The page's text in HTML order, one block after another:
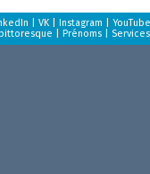
VK Instagram
YouTube
Prénoms Services